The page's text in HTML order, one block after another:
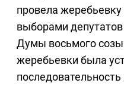
провела жеребьевку
выборами
Думы восьмого
жеребьевки была